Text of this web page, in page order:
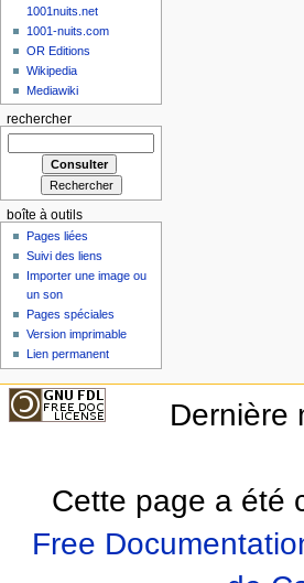
1001nuits.net
1001-nuits.com
OR Editions
Wikipedia
Mediawiki
rechercher
boîte à outils
Pages liées
Suivi des liens
Importer une image ou
un son
Pages spéciales
Version imprimable
Lien permanent
Dernière
Cette page a été
Free